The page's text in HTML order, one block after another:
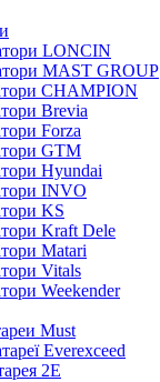
LONCIN
MAST GROUP
CHAMPION
Brevia
Forza
GTM
Hyundai
INVO
KS
Kraft Dele
Matari
Vitals
Weekender
Must
Everexceed
2E